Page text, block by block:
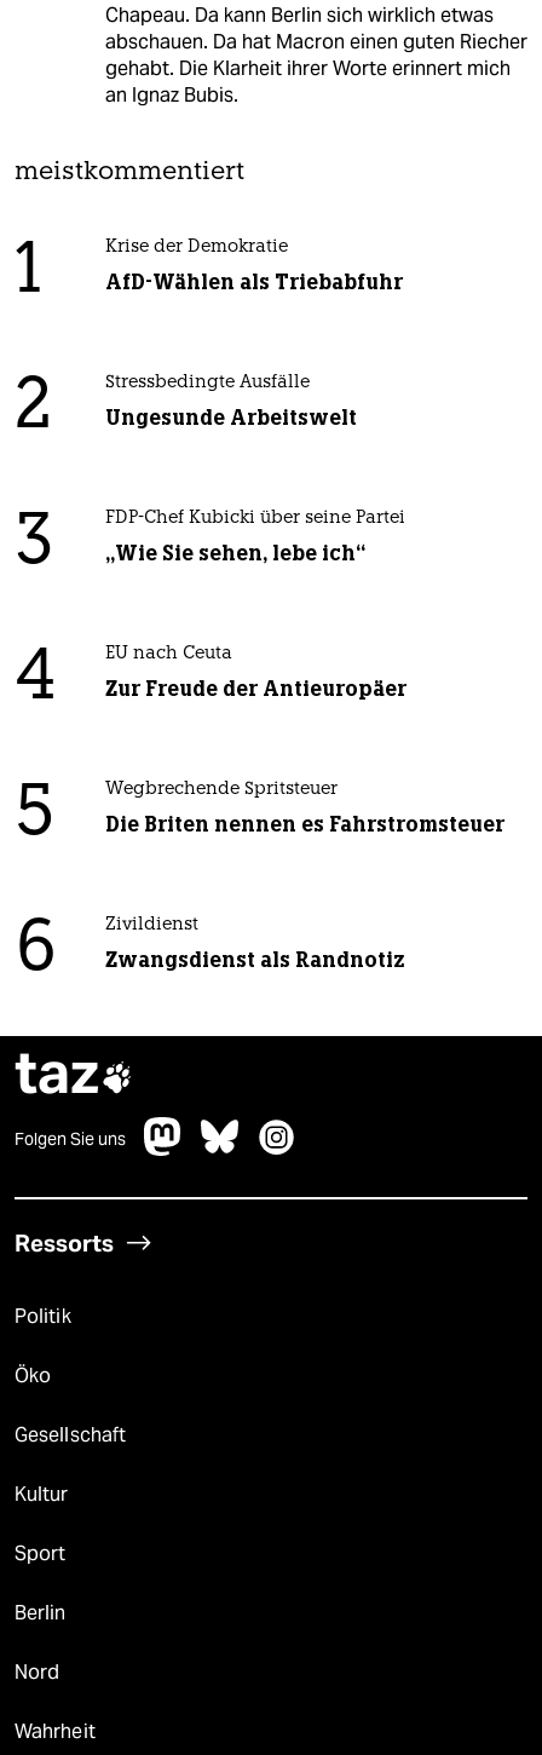
Chapeau. Da kann Berlin sich wirklich etwas
abschauen. Da hat Macron einen guten Riecher
gehabt. Die Klarheit ihrer Worte erinnert mich
an Ignaz Bubis.
meistkommentiert
1 Krise der Demokratie
AfD-Wählen als Triebabfuhr
2 Stressbedingte Ausfälle
Ungesunde Arbeitswelt
3 FDP-Chef Kubicki über seine Partei
„Wie Sie sehen, lebe ich“
4 EU nach Ceuta
Zur Freude der Antieuropäer
5 Wegbrechende Spritsteuer
Die Briten nennen es Fahrstromsteuer
6 Zivildienst
Zwangsdienst als Randnotiz
taz
Folgen Sie uns
Ressorts
Politik
Öko
Gesellschaft
Kultur
Sport
Berlin
Nord
Wahrheit